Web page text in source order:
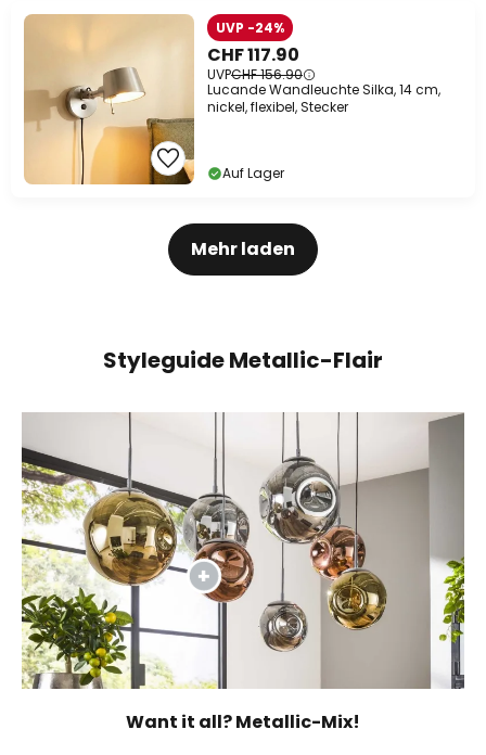
CHF 117.90
UVPCHF 156.90
UVP -24%
Lucande Wandleuchte Silka, 14 cm,
nickel, flexibel, Stecker
Auf Lager
Mehr laden
Styleguide Metallic-Flair
Want it all? Metallic-Mix!